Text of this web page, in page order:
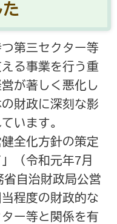
第三セクター等
る事業を行う重
が著しく悪化し
財政に深刻な影
います。
全化方針の策定
（令和元年7月
自治財政局公営
程度の財政的な
ー等と関係を有